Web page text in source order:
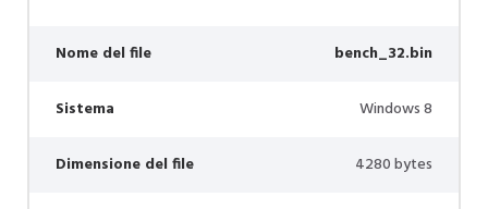
Nome del file bench_32.bin
Sistema Windows 8
Dimensione del file 4280 bytes